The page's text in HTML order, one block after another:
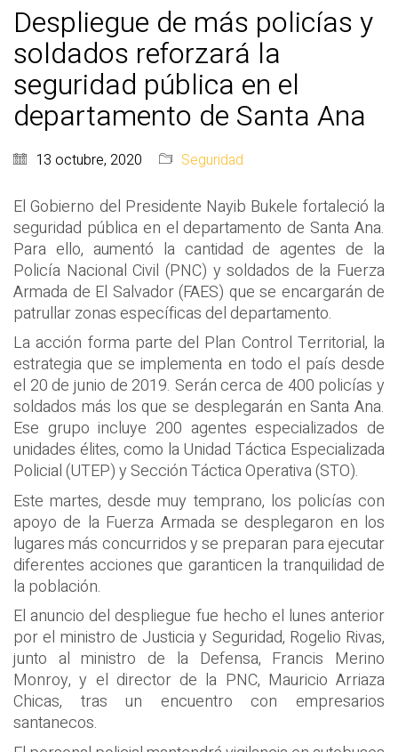
Despliegue de más policías y
soldados reforzará la
seguridad pública en el
departamento de Santa Ana
13 octubre, 2020 Seguridad
El Gobierno del Presidente Nayib Bukele fortaleció la
seguridad pública en el departamento de Santa Ana.
Para ello, aumentó la cantidad de agentes de la
Policía Nacional Civil (PNC) y soldados de la Fuerza
Armada de El Salvador (FAES) que se encargarán de
patrullar zonas específicas del departamento.
La acción forma parte del Plan Control Territorial, la
estrategia que se implementa en todo el país desde
el 20 de junio de 2019. Serán cerca de 400 policías y
soldados más los que se desplegarán en Santa Ana.
Ese grupo incluye 200 agentes especializados de
unidades élites, como la Unidad Táctica Especializada
Policial (UTEP) y Sección Táctica Operativa (STO).
Este martes, desde muy temprano, los policías con
apoyo de la Fuerza Armada se desplegaron en los
lugares más concurridos y se preparan para ejecutar
diferentes acciones que garanticen la tranquilidad de
la población.
El anuncio del despliegue fue hecho el lunes anterior
por el ministro de Justicia y Seguridad, Rogelio Rivas,
junto al ministro de la Defensa, Francis Merino
Monroy, y el director de la PNC, Mauricio Arriaza
Chicas, tras un encuentro con empresarios
santanecos.